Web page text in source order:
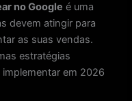
no Google é uma
devem atingir para
as suas vendas.
estratégias
em 2026